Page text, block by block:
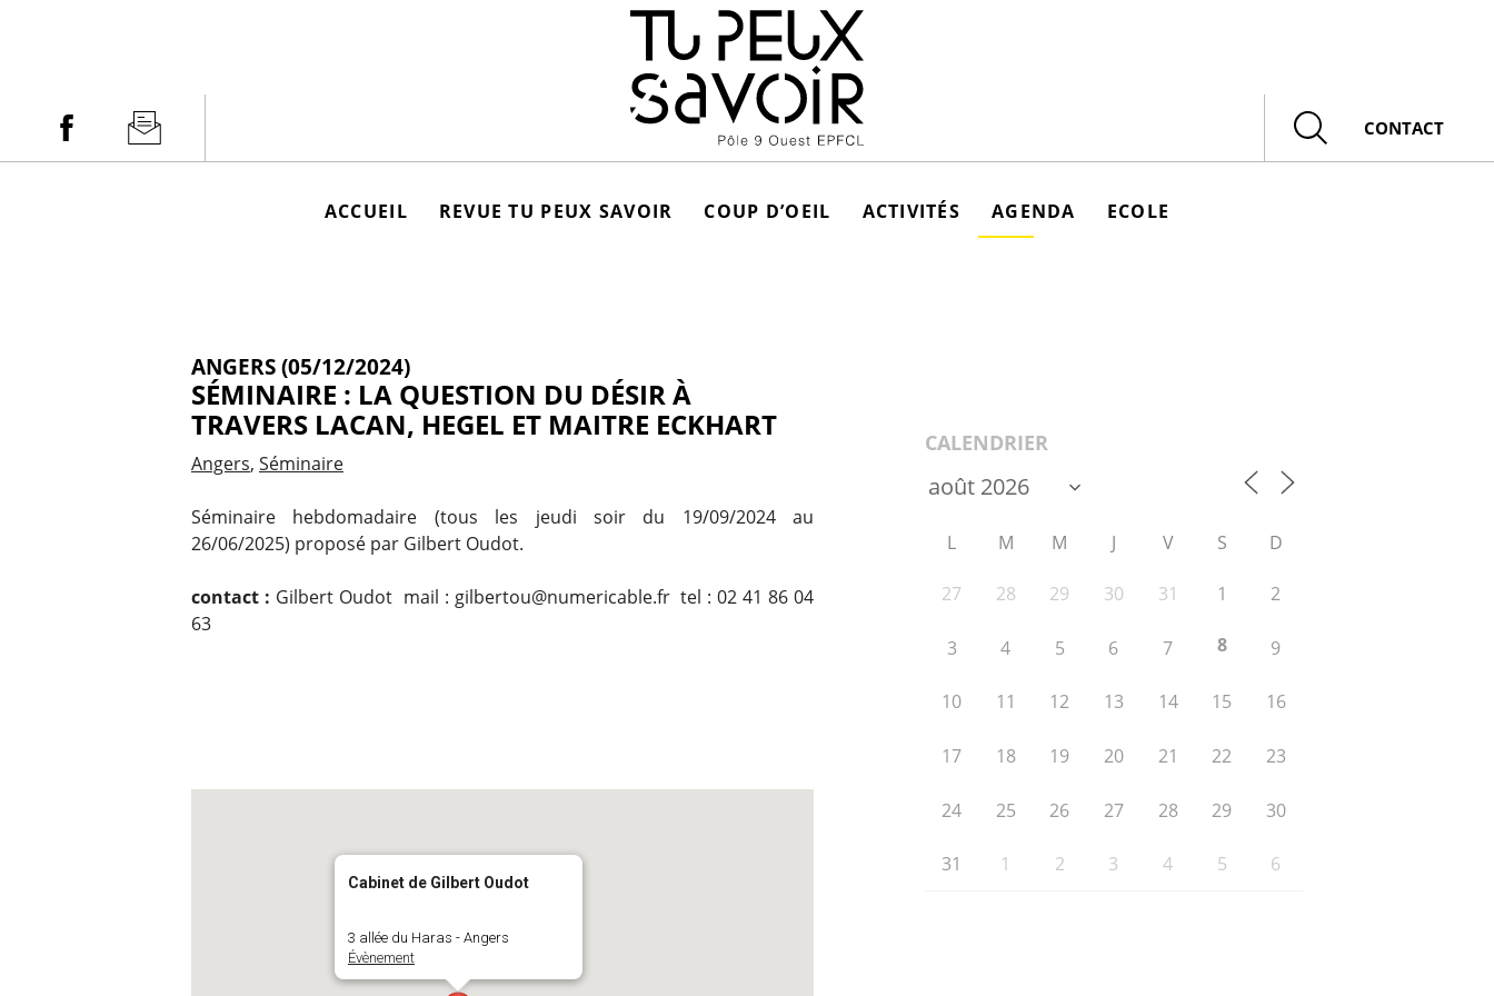
Facebook Newsletter
Rechercher
CONTACT
ACCUEIL REVUE TU PEUX SAVOIR COUP D’OEIL ACTIVITÉS AGENDA ECOLE
ANGERS (05/12/2024)
SÉMINAIRE : LA QUESTION DU DÉSIR À
TRAVERS LACAN, HEGEL ET MAITRE ECKHART
Angers Séminaire
Séminaire hebdomadaire (tous les jeudi soir du 19/09/2024 au
26/06/2025) proposé par Gilbert Oudot.
contact : Gilbert Oudot mail : gilbertou@numericable.fr tel : 02 41 86 04
63
Cabinet de Gilbert Oudot
3 allée du Haras - Angers
Évènement
CALENDRIER
L M M J V S D
27 28 29 30 31 1 2
3 4 5 6 7 8 9
10 11 12 13 14 15 16
17 18 19 20 21 22 23
24 25 26 27 28 29 30
31 1 2 3 4 5 6